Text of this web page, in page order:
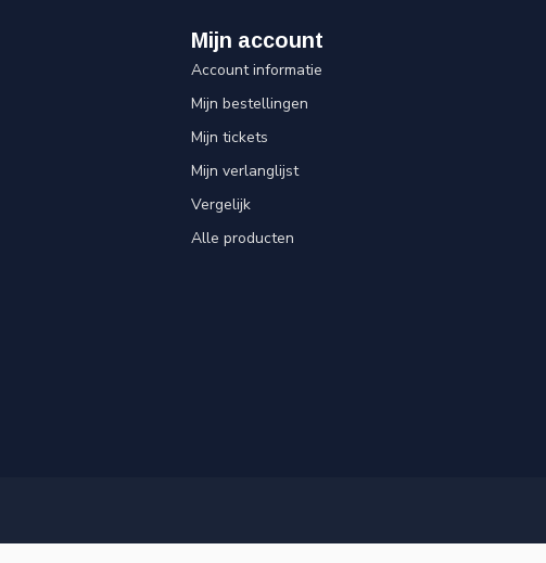
Mijn account
Account informatie
Mijn bestellingen
Mijn tickets
Mijn verlanglijst
Vergelijk
Alle producten